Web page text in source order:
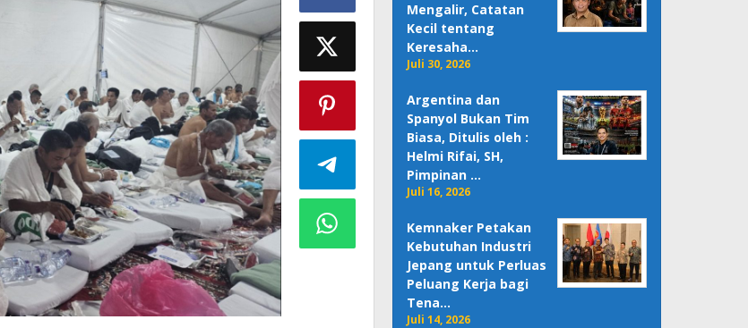
Mengalir, Catatan
Kecil tentang
Keresaha…
Juli 30, 2026
Argentina dan
Spanyol Bukan Tim
Biasa, Ditulis oleh :
Helmi Rifai, SH,
Pimpinan …
Juli 16, 2026
Kemnaker Petakan
Kebutuhan Industri
Jepang untuk Perluas
Peluang Kerja bagi
Tena…
Juli 14, 2026